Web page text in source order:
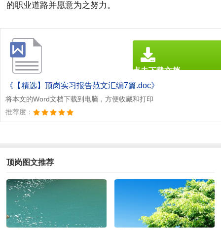
的职业道路并愿意为之努力。
《【精选】顶岗实习报告范文汇编7篇.doc》
将本文的Word文档下载到电脑，方便收藏和打印
推荐度：
点击下载文档
文档为doc格式
顶岗图文推荐